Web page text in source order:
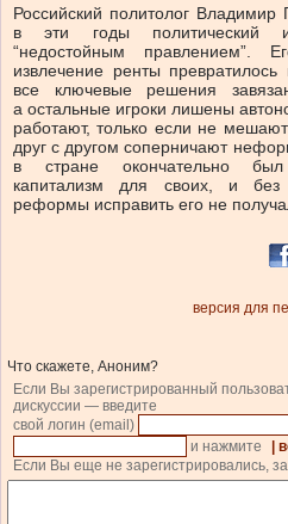
Российский политолог Владимир
в эти годы политический и
“недостойным правлением”.
извлечение ренты
все ключевые решения
а остальные игроки лишены
работают, только если не
друг с другом соперничают
в стране окончательно
капитализм для своих, и без
реформы исправить его не
версия для
Что скажете, Аноним?
Если Вы зарегистрированный
дискуссии — введите
свой логин (email)
и нажмите
|
Если Вы еще не зарегистрировались,